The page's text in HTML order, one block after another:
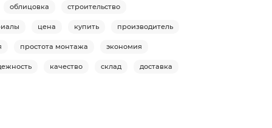
облицовка строительство
цена купить производитель
простота монтажа экономия
качество склад доставка